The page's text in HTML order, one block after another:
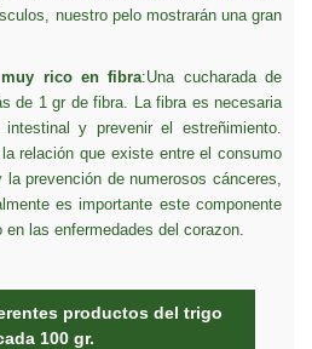
nuestro pelo mostrarán una gran
rico en fibra:Una cucharada de
de 1 gr de fibra. La fibra es necesaria
y prevenir el estreñimiento.
relación que existe entre el consumo
prevención de numerosos cánceres,
es importante este componente
las enfermedades del corazon.
productos del trigo
100 gr.